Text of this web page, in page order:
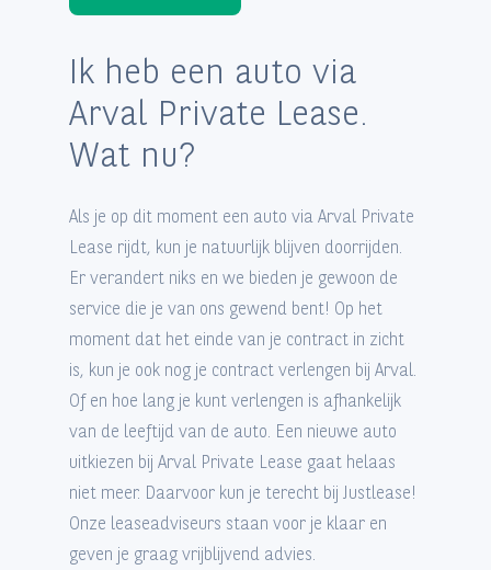
Ik heb een auto via
Arval Private Lease.
Wat nu?
Als je op dit moment een auto via Arval Private
Lease rijdt, kun je natuurlijk blijven doorrijden.
Er verandert niks en we bieden je gewoon de
service die je van ons gewend bent! Op het
moment dat het einde van je contract in zicht
is, kun je ook nog je contract verlengen bij Arval.
Of en hoe lang je kunt verlengen is afhankelijk
van de leeftijd van de auto. Een nieuwe auto
uitkiezen bij Arval Private Lease gaat helaas
niet meer. Daarvoor kun je terecht bij Justlease!
Onze leaseadviseurs staan voor je klaar en
geven je graag vrijblijvend advies.